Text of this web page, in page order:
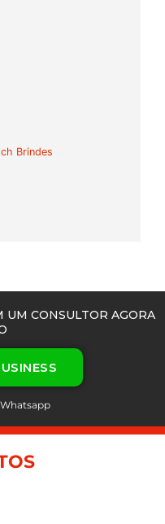
Brindes
UM CONSULTOR AGORA